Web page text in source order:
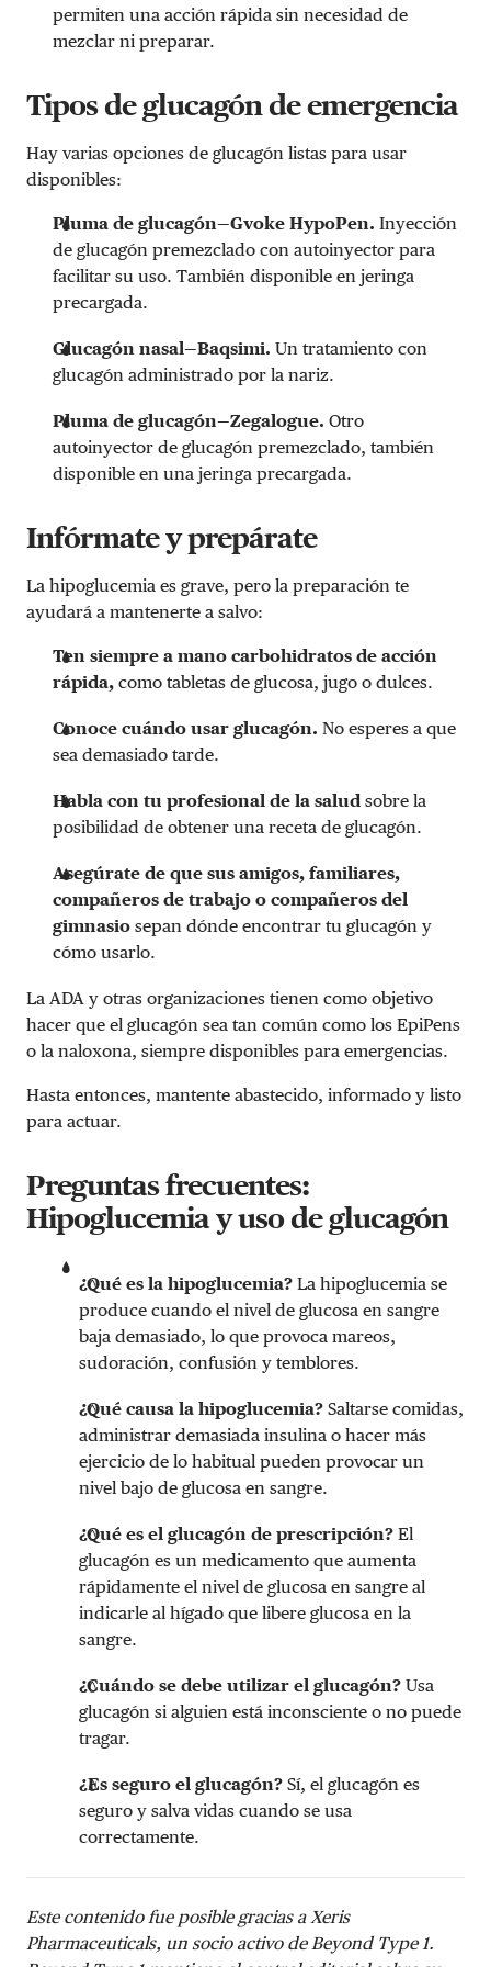
permiten una acción rápida sin necesidad de
mezclar ni preparar.
Tipos de glucagón de emergencia
Hay varias opciones de glucagón listas para usar
disponibles:
Pluma de glucagón—Gvoke HypoPen. Inyección
de glucagón premezclado con autoinyector para
facilitar su uso. También disponible en jeringa
precargada.
Glucagón nasal—Baqsimi. Un tratamiento con
glucagón administrado por la nariz.
Pluma de glucagón—Zegalogue. Otro
autoinyector de glucagón premezclado, también
disponible en una jeringa precargada.
Infórmate y prepárate
La hipoglucemia es grave, pero la preparación te
ayudará a mantenerte a salvo:
Ten siempre a mano carbohidratos de acción
rápida, como tabletas de glucosa, jugo o dulces.
Conoce cuándo usar glucagón. No esperes a que
sea demasiado tarde.
Habla con tu profesional de la salud sobre la
posibilidad de obtener una receta de glucagón.
Asegúrate de que sus amigos, familiares,
compañeros de trabajo o compañeros del
gimnasio sepan dónde encontrar tu glucagón y
cómo usarlo.
La ADA y otras organizaciones tienen como objetivo
hacer que el glucagón sea tan común como los EpiPens
o la naloxona, siempre disponibles para emergencias.
Hasta entonces, mantente abastecido, informado y listo
para actuar.
Preguntas frecuentes:
Hipoglucemia y uso de glucagón
¿Qué es la hipoglucemia? La hipoglucemia se
produce cuando el nivel de glucosa en sangre
baja demasiado, lo que provoca mareos,
sudoración, confusión y temblores.
¿Qué causa la hipoglucemia? Saltarse comidas,
administrar demasiada insulina o hacer más
ejercicio de lo habitual pueden provocar un
nivel bajo de glucosa en sangre.
¿Qué es el glucagón de prescripción? El
glucagón es un medicamento que aumenta
rápidamente el nivel de glucosa en sangre al
indicarle al hígado que libere glucosa en la
sangre.
¿Cuándo se debe utilizar el glucagón? Usa
glucagón si alguien está inconsciente o no puede
tragar.
¿Es seguro el glucagón? Sí, el glucagón es
seguro y salva vidas cuando se usa
correctamente.
Este contenido fue posible gracias a Xeris
Pharmaceuticals, un socio activo de Beyond Type 1.